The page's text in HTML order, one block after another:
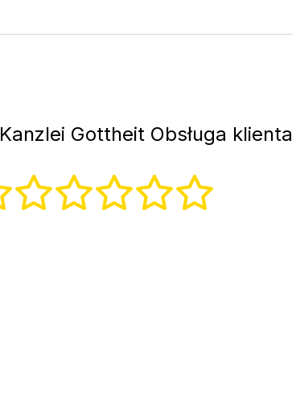
Kanzlei Gottheit Obsługa klienta